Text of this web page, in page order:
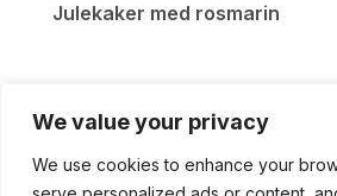
We value your privacy
We use cookies to enhance your
Julekaker med rosmarin